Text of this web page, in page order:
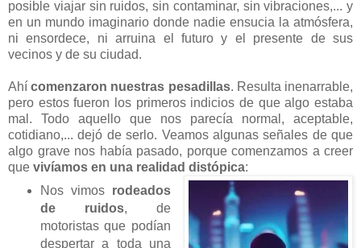
posible viajar sin ruidos, sin contaminar, sin vibraciones,... y
en un mundo imaginario donde nadie ensucia la atmósfera,
ni ensordece, ni arruina el futuro y el presente de sus
vecinos y de su ciudad.
Ahícomenzaron nuestras pesadillas. Resulta inenarrable,
pero estos fueron los primeros indicios de que algo estaba
mal. Todo aquello que nos parecía normal, aceptable,
cotidiano,... dejó de serlo. Veamos algunas señales de que
algo grave nos había pasado, porque comenzamos a creer
que vivíamos en una realidad distópica:
Nos vimos rodeados
de ruidos, de
motoristas que podían
despertar a toda una